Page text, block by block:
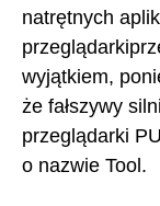
natrętnych
wyjątkiem,
że fałszywy
przeglądarki
o nazwie Tool.